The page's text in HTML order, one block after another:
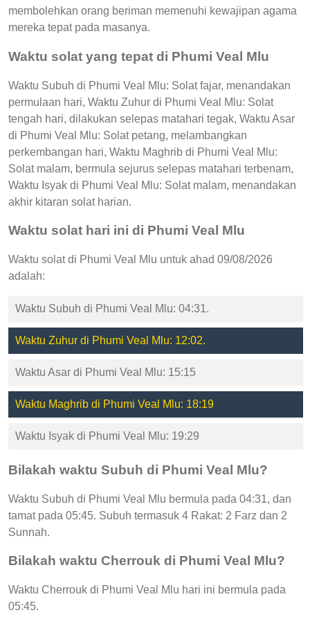
membolehkan orang beriman memenuhi kewajipan agama
mereka tepat pada masanya.
Waktu solat yang tepat di Phumi Veal Mlu
Waktu Subuh di Phumi Veal Mlu: Solat fajar, menandakan
permulaan hari, Waktu Zuhur di Phumi Veal Mlu: Solat
tengah hari, dilakukan selepas matahari tegak, Waktu Asar
di Phumi Veal Mlu: Solat petang, melambangkan
perkembangan hari, Waktu Maghrib di Phumi Veal Mlu:
Solat malam, bermula sejurus selepas matahari terbenam,
Waktu Isyak di Phumi Veal Mlu: Solat malam, menandakan
akhir kitaran solat harian.
Waktu solat hari ini di Phumi Veal Mlu
Waktu solat di Phumi Veal Mlu untuk ahad 09/08/2026
adalah:
Waktu Subuh di Phumi Veal Mlu: 04:31.
Waktu Zuhur di Phumi Veal Mlu: 12:02.
Waktu Asar di Phumi Veal Mlu: 15:15
Waktu Maghrib di Phumi Veal Mlu: 18:19
Waktu Isyak di Phumi Veal Mlu: 19:29
Bilakah waktu Subuh di Phumi Veal Mlu?
Waktu Subuh di Phumi Veal Mlu bermula pada 04:31, dan
tamat pada 05:45. Subuh termasuk 4 Rakat: 2 Farz dan 2
Sunnah.
Bilakah waktu Cherrouk di Phumi Veal Mlu?
Waktu Cherrouk di Phumi Veal Mlu hari ini bermula pada
05:45.